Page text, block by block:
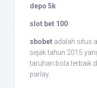
depo 5k
slot bet 100
sbobet adalah situs
sejak tahun 2015
taruhan bola terbaik
parlay.